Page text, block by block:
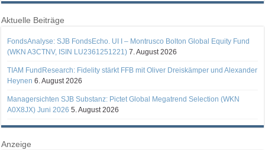
Aktuelle Beiträge
FondsAnalyse: SJB FondsEcho. UI I – Montrusco Bolton Global Equity Fund
(WKN A3CTNV, ISIN LU2361251221) 7. August 2026
TIAM FundResearch: Fidelity stärkt FFB mit Oliver Dreiskämper und Alexander
Heynen 6. August 2026
Managersichten SJB Substanz: Pictet Global Megatrend Selection (WKN
A0X8JX) Juni 2026 5. August 2026
Anzeige